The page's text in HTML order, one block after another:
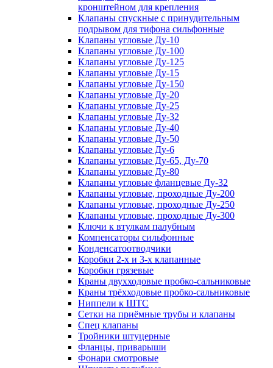
кронштейном для крепления
Клапаны спускные с принудительным
подрывом для тифона сильфонные
Клапаны угловые Ду-10
Клапаны угловые Ду-100
Клапаны угловые Ду-125
Клапаны угловые Ду-15
Клапаны угловые Ду-150
Клапаны угловые Ду-20
Клапаны угловые Ду-25
Клапаны угловые Ду-32
Клапаны угловые Ду-40
Клапаны угловые Ду-50
Клапаны угловые Ду-6
Клапаны угловые Ду-65, Ду-70
Клапаны угловые Ду-80
Клапаны угловые фланцевые Ду-32
Клапаны угловые, проходные Ду-200
Клапаны угловые, проходные Ду-250
Клапаны угловые, проходные Ду-300
Ключи к втулкам палубным
Компенсаторы сильфонные
Конденсатоотводчики
Коробки 2-х и 3-х клапанные
Коробки грязевые
Краны двухходовые пробко-сальниковые
Краны трёхходовые пробко-сальниковые
Ниппели к ШТС
Сетки на приёмные трубы и клапаны
Спец клапаны
Тройники штуцерные
Фланцы, приварыши
Фонари смотровые